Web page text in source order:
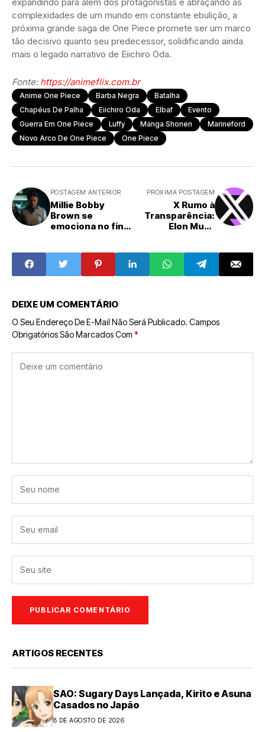
complexidades de um mundo em constante ebulição, a
próxima grande saga de One Piece promete ser um marco
tão decisivo quanto seu predecessor, solidificando ainda
mais o legado narrativo de Eiichiro Oda.
Fonte: https://animeflix.com.br
Anime One Piece Barba Negra
Batalha
Chapéus De Palha
Eiichiro Oda Elbaf
Evento
Guerra Em One Piece
Luffy Manga Shonen
Marineford
Novo Arco De One Piece
One Piece
POSTAGEM ANTERIOR
Millie Bobby
Brown se
emociona no final
PRÓXIMA POSTAGEM
X Rumo à
Transparência:
Elon Musk
Código do Novo
Algoritmo
DEIXE UM COMENTÁRIO
O Seu Endereço De E-Mail Não Será Publicado. Campos
Obrigatórios São Marcados Com *
ARTIGOS RECENTES
SAO: Sugary Days Lançada, Kirito e Asuna
Casados no Japão
8 DE AGOSTO DE 2026